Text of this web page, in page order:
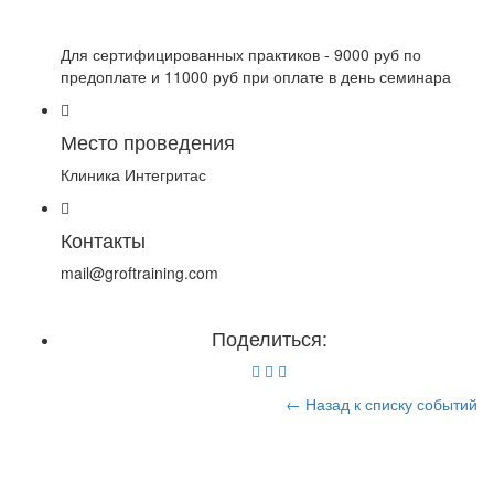
Для сертифицированных практиков - 9000 руб по
предоплате и 11000 руб при оплате в день семинара
Место проведения
Клиника Интегритас
Контакты
mail@groftraining.com
Поделиться:
← Назад к списку событий